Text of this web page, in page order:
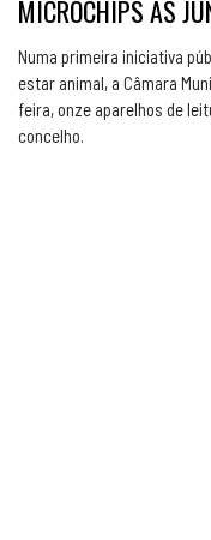
MICROCHIPS ÀS
Numa primeira iniciativa
estar animal, a Câmara
feira, onze aparelhos de
concelho.